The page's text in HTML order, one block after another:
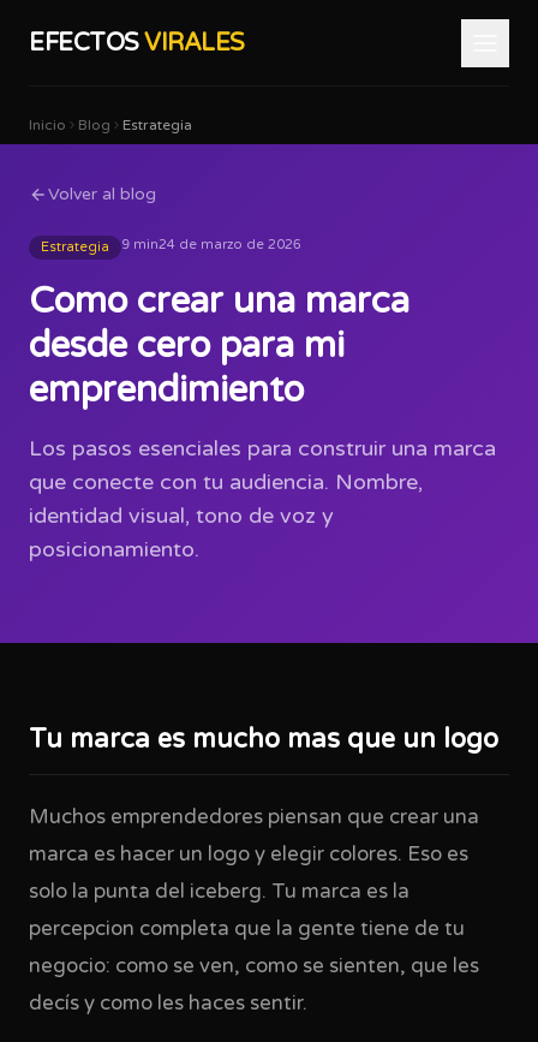
EFECTOSVIRALES
Inicio Blog Estrategia
Volver al blog
Estrategia 9 min24 de marzo de 2026
Como crear una marca
desde cero para mi
emprendimiento
Los pasos esenciales para construir una marca
que conecte con tu audiencia. Nombre,
identidad visual, tono de voz y
posicionamiento.
Tu marca es mucho mas que un logo
Muchos emprendedores piensan que crear una
marca es hacer un logo y elegir colores. Eso es
solo la punta del iceberg. Tu marca es la
percepcion completa que la gente tiene de tu
negocio: como se ven, como se sienten, que les
decís y como les haces sentir.